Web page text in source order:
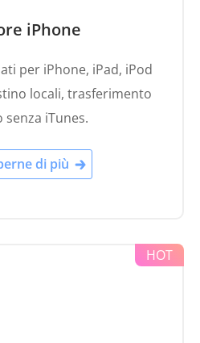
iPhone
per iPhone, iPad, iPod
locali, trasferimento
senza iTunes.
di più